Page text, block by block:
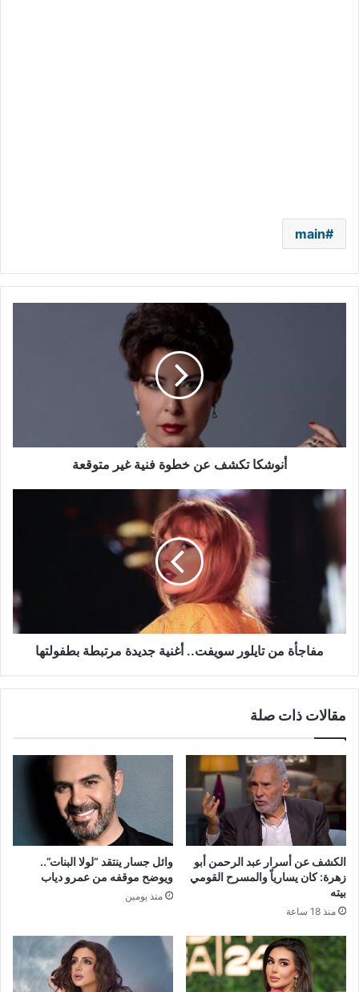
main
أنوشكا تكشف عن خطوة فنية غير متوقعة
مفاجأة
أغنية
جديدة
مرتبطة
بطفولتها
مفاجأة من تايلور سويفت.. أغنية جديدة مرتبطة بطفولتها
مقالات ذات صلة
الكشف عن أسرار عبد الرحمن أبو
زهرة: كان يسارياً والمسرح القومي
بيته
منذ 18 ساعة
وائل جسار ينتقد “لولا البنات”..
ويوضح موقفه من عمرو دياب
منذ يومين